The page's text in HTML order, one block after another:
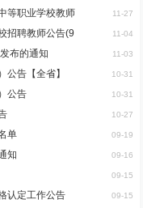
等职业学校教师 11-27
招聘教师公告(9 11-04
布的通知 11-03
公告【全省】 10-31
公告 10-31
10-27
单 09-19
知 09-16
09-15
认定工作公告 09-15